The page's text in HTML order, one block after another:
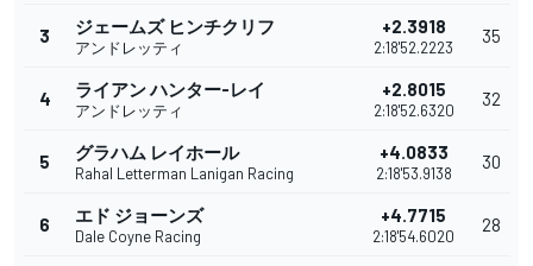
3 ジェームズ ヒンチクリフ
アンドレッティ
+2.3918
2:18'52.2223
35
4 ライアン ハンター-レイ
アンドレッティ
+2.8015
2:18'52.6320
32
5 グラハム レイホール
Rahal Letterman Lanigan Racing
+4.0833
2:18'53.9138
30
6 エド ジョーンズ
Dale Coyne Racing
+4.7715
2:18'54.6020
28